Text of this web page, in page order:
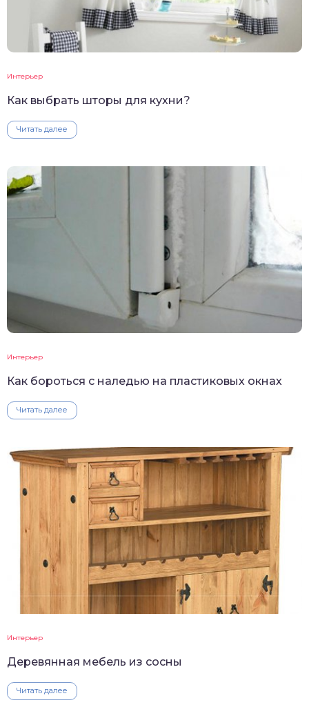
Интерьер
Как выбрать шторы для кухни?
Читать далее
Интерьер
Как бороться с наледью на пластиковых окнах
Читать далее
Интерьер
Деревянная мебель из сосны
Читать далее